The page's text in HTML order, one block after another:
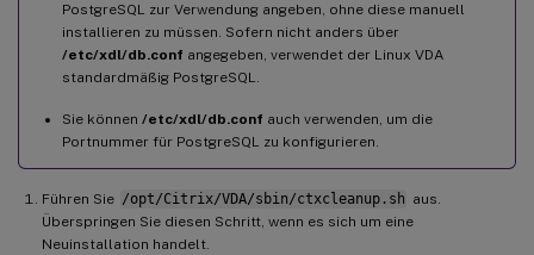
PostgreSQL zur Verwendung angeben, ohne diese manuell
installieren zu müssen. Sofern nicht anders über
/etc/xdl/db.conf angegeben, verwendet der Linux VDA
standardmäßig PostgreSQL.
Sie können /etc/xdl/db.conf auch verwenden, um die
Portnummer für PostgreSQL zu konfigurieren.
Führen Sie /opt/Citrix/VDA/sbin/ctxcleanup.sh aus.
Überspringen Sie diesen Schritt, wenn es sich um eine
Neuinstallation handelt.